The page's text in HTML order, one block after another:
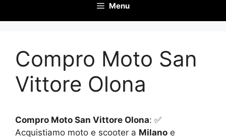
Menu
Compro Moto San
Vittore Olona
Compro Moto San Vittore Olona: ✅
Acquistiamo moto e scooter a Milano e